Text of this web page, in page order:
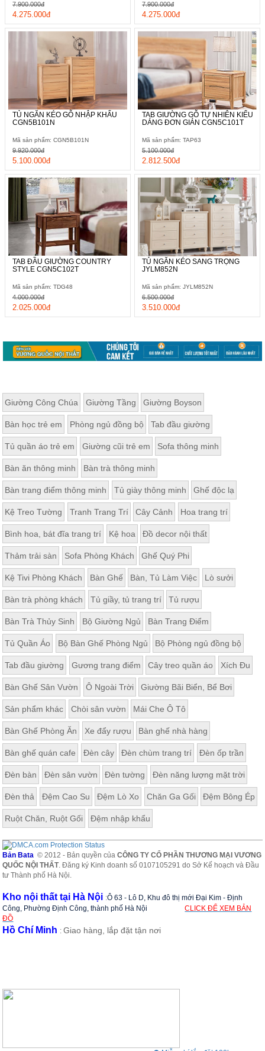
4.275.000đ
7.900.000đ
4.275.000đ
7.900.000đ
TỦ NGĂN KÉO GỖ NHẬP KHẨU
CGN5B101N
Mã sản phẩm: CGN5B101N
5.100.000đ
9.920.000đ
TAB GIƯỜNG GỖ TỰ NHIÊN KIỂU
DÁNG ĐƠN GIẢN CGN5C101T
Mã sản phẩm: TAP63
2.812.500đ
5.100.000đ
TAB ĐẦU GIƯỜNG COUNTRY
STYLE CGN5C102T
Mã sản phẩm: TDG48
2.025.000đ
4.000.000đ
TỦ NGĂN KÉO SANG TRỌNG
JYLM852N
Mã sản phẩm: JYLM852N
3.510.000đ
6.500.000đ
Giường Công Chúa Giường Tầng Giường Boyson
Bàn học trẻ em Phòng ngủ đồng bộ Tab đầu giường
Tủ quần áo trẻ em Giường cũi trẻ em Sofa thông minh
Bàn ăn thông minh Bàn trà thông minh
Bàn trang điểm thông minh Tủ giày thông minh Ghế độc lạ
Kệ Treo Tường Tranh Trang Trí Cây Cảnh Hoa trang trí
Bình hoa, bát đĩa trang trí Kệ hoa Đồ decor nội thất
Thảm trải sàn Sofa Phòng Khách Ghế Quý Phi
Kệ Tivi Phòng Khách Bàn Ghế Bàn, Tủ Làm Việc Lò sưởi
Bàn trà phòng khách Tủ giầy, tủ trang trí Tủ rượu
Bàn Trà Thủy Sinh Bộ Giường Ngủ Bàn Trang Điểm
Tủ Quần Áo Bộ Bàn Ghế Phòng Ngủ Bộ Phòng ngủ đồng bộ
Tab đầu giường Gương trang điểm Cây treo quần áo Xích Đu
Bàn Ghế Sân Vườn Ô Ngoài Trời Giường Bãi Biển, Bể Bơi
Sản phẩm khác Chòi sân vườn Mái Che Ô Tô
Bàn Ghế Phòng Ăn Xe đẩy rượu Bàn ghế nhà hàng
Bàn ghế quán cafe Đèn cây Đèn chùm trang trí Đèn ốp trần
Đèn bàn Đèn sân vườn Đèn tường Đèn năng lượng mặt trời
Đèn thả Đệm Cao Su Đệm Lò Xo Chăn Ga Gối Đệm Bông Ép
Ruột Chăn, Ruột Gối Đệm nhập khẩu
Bản Bata © 2012 - Bản quyền củaCÔNG TY CỔ PHẦN THƯƠNG MẠI VƯƠNG
QUỐC NỘI THẤT. Đăng ký Kinh doanh số 0107105291 do Sở Kế hoạch và Đầu
tư Thành phố Hà Nội.
Kho nội thất tại Hà Nội :Ô 63 - Lô D, Khu đô thị mới Đại Kim - Định
Công, Phường Định Công, thành phố Hà Nội
CLICK ĐỂ XEM BẢN
ĐỒ
Hồ Chí Minh :Giao hàng, lắp đặt tận nơi